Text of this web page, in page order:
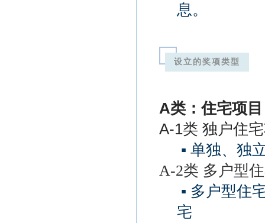
息。
设立的奖项类型
A类：住宅项目
A-1类 独户住
▪ 单独、独
A-2类 多户型
▪ 多户型住
宅